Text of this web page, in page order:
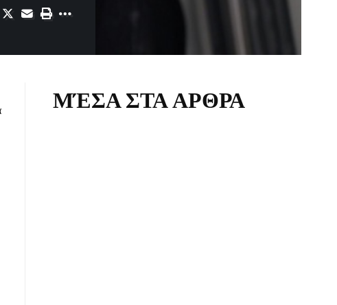
ΜΈΣΑ ΣΤΑ ΑΡΘΡΑ